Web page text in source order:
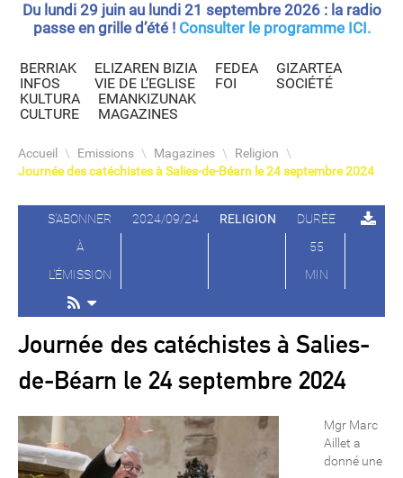
Du lundi 29 juin au lundi 21 septembre 2026 : la radio
passe en grille d’été ! Consulter le programme ICI.
BERRIAK
INFOS
ELIZAREN BIZIA
VIE DE L’EGLISE
FEDEA
FOI
GIZARTEA
SOCIÉTÉ
KULTURA
CULTURE
EMANKIZUNAK
MAGAZINES
Accueil \ Emissions \ Magazines \ Religion \
Journée des catéchistes à Salies-de-Béarn le 24 septembre 2024
S'ABONNER
À
L'ÉMISSION
2024/09/24 RELIGION
DURÉE
55
MIN
Journée des catéchistes à Salies-
de-Béarn le 24 septembre 2024
Mgr Marc
Aillet a
donné une